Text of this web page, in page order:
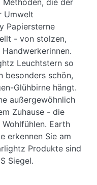
Methoden, die der
Umwelt
Papiersterne
- von stolzen,
Leuchtstern so
besonders schön,
Glühbirne hängt.
außergewöhnlich
Zuhause - die
Earth
erkennen Sie am
Produkte sind
Siegel.